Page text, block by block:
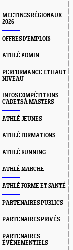
MEETINGS RÉGIONAUX
2026
OFFRES D'EMPLOIS
ATHLÉ ADMIN
PERFORMANCE ET HAUT
NIVEAU
INFOS COMPÉTITIONS
CADETS À MASTERS
ATHLÉ JEUNES
ATHLÉ FORMATIONS
ATHLÉ RUNNING
ATHLÉ MARCHE
ATHLÉ FORME ET SANTÉ
PARTENAIRES PUBLICS
PARTENAIRES PRIVÉS
PARTENAIRES
ÉVÈNEMENTIELS